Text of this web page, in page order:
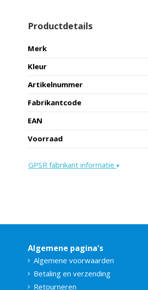
Productdetails
Merk
Kleur
Artikelnummer
Fabrikantcode
EAN
Voorraad
GPSR fabrikant informatie ▾
Algemene pagina's
Algemene voorwaarden
Betaling en verzending
Retourneren